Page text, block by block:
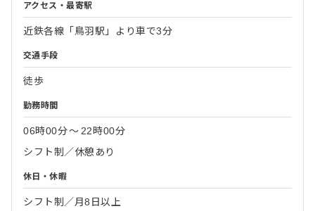
アクセス・最寄駅
近鉄各線「鳥羽駅」より車で3分
交通手段
徒歩
勤務時間
06時00分〜 22時00分
シフト制／休憩あり
休日・休暇
シフト制／月8日以上